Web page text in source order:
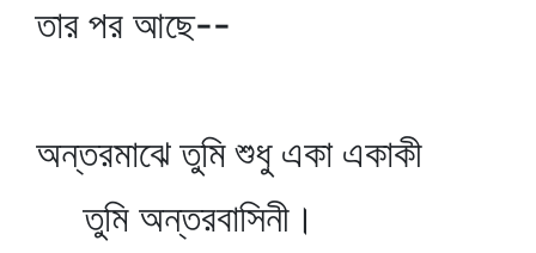
তার পর আছে--
অন্তরমাঝে তুমি শুধু একা একাকী
তুমি অন্তরবাসিনী।